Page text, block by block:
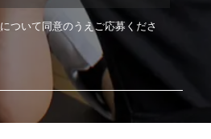
について同意のうえご応募くださ